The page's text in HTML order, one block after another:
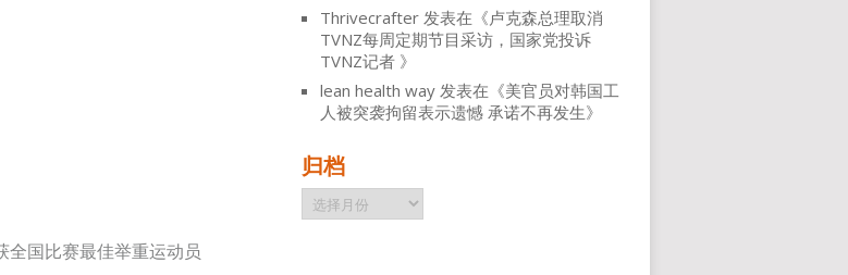
全国比赛最佳举重运动员
Thrivecrafter 发表在《卢克森总理取消
TVNZ每周定期节目采访，国家党投诉
TVNZ记者 》
lean health way 发表在《美官员对韩国工
人被突袭拘留表示遗憾 承诺不再发生》
归档
归
档